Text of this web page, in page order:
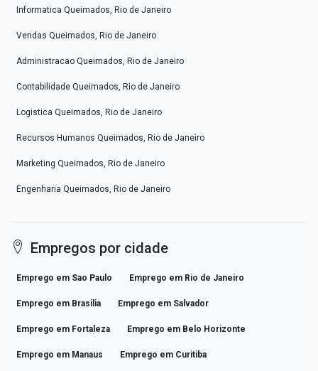
Informatica Queimados, Rio de Janeiro
Vendas Queimados, Rio de Janeiro
Administracao Queimados, Rio de Janeiro
Contabilidade Queimados, Rio de Janeiro
Logistica Queimados, Rio de Janeiro
Recursos Humanos Queimados, Rio de Janeiro
Marketing Queimados, Rio de Janeiro
Engenharia Queimados, Rio de Janeiro
Empregos por cidade
Emprego em Sao Paulo Emprego em Rio de Janeiro
Emprego em Brasilia Emprego em Salvador
Emprego em Fortaleza Emprego em Belo Horizonte
Emprego em Manaus Emprego em Curitiba